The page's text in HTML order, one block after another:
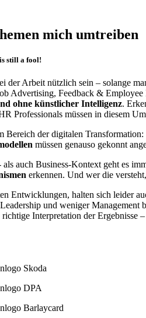
mich umtreiben
still a fool!
der Arbeit nützlich sein – solange
Advertising, Feedback &
ohne künstlicher Intelligenz.
Professionals müssen in diesem
Bereich der digitalen
müssen genauso gekonnt
auch Business-Kontext geht es
erkennen. Und wer die
Entwicklungen, halten sich leider
und weniger
Interpretation der Ergebnisse